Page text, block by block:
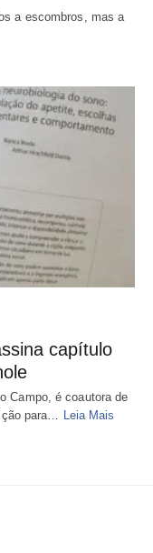
a escombros, mas a
capítulo
Campo, é coautora de
para…
Leia Mais